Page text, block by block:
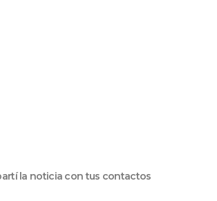
la noticia con tus contactos